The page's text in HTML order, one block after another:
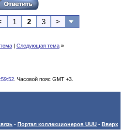
1 2 3 >
| Следующая тема »
. Часовой пояс GMT +3.
- Портал коллекционеров UUU - Вверх